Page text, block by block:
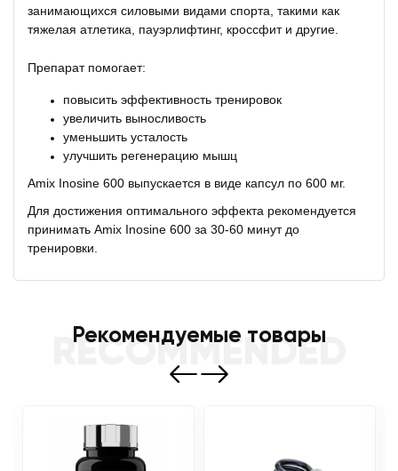
занимающихся силовыми видами спорта, такими как
тяжелая атлетика, пауэрлифтинг, кроссфит и другие.
Препарат помогает:
повысить эффективность тренировок
увеличить выносливость
уменьшить усталость
улучшить регенерацию мышц
Amix Inosine 600 выпускается в виде капсул по 600 мг.
Для достижения оптимального эффекта рекомендуется
принимать Amix Inosine 600 за 30-60 минут до
тренировки.
RECOMMENDED
Рекомендуемые товары